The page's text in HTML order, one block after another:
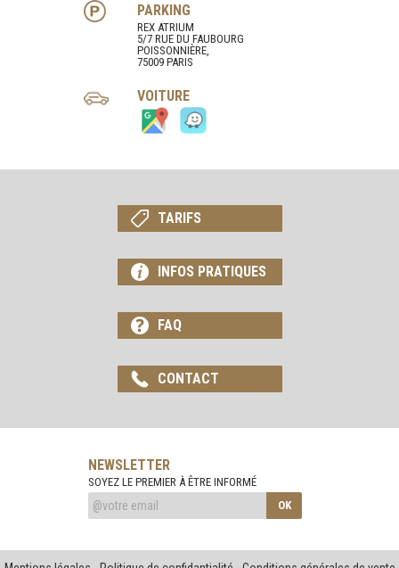
PARKING
REX ATRIUM
5/7 RUE DU FAUBOURG
POISSONNIÈRE,
75009 PARIS
VOITURE
TARIFS
INFOS PRATIQUES
FAQ
CONTACT
NEWSLETTER
SOYEZ LE PREMIER À ÊTRE INFORMÉ
OK